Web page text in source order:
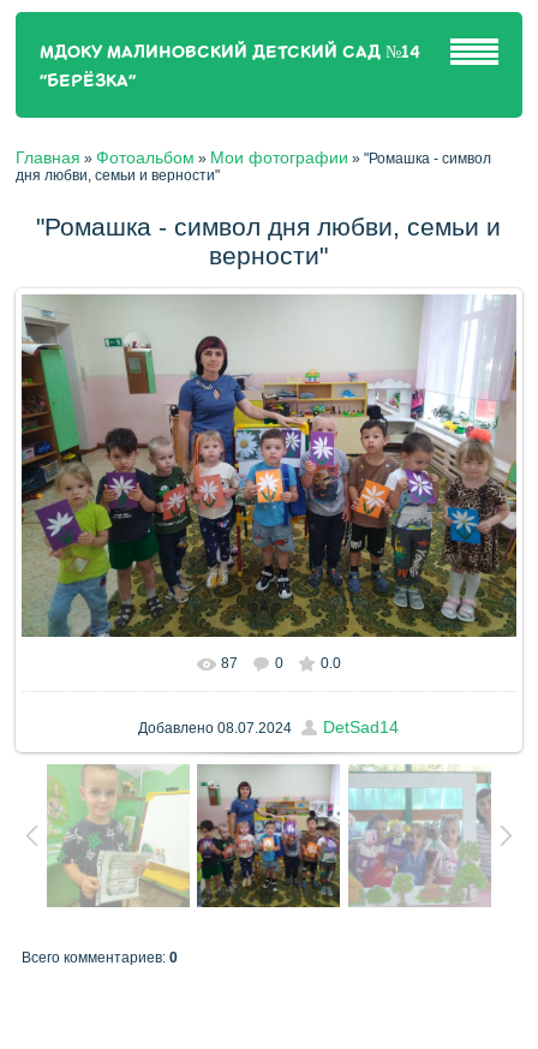
МДОКУ МАЛИНОВСКИЙ ДЕТСКИЙ САД №14
"БЕРЁЗКА"
Главная » Фотоальбом » Мои фотографии » "Ромашка - символ
дня любви, семьи и верности"
"Ромашка - символ дня любви, семьи и
верности"
87 0 0.0
Добавлено 08.07.2024 DetSad14
Всего комментариев:0